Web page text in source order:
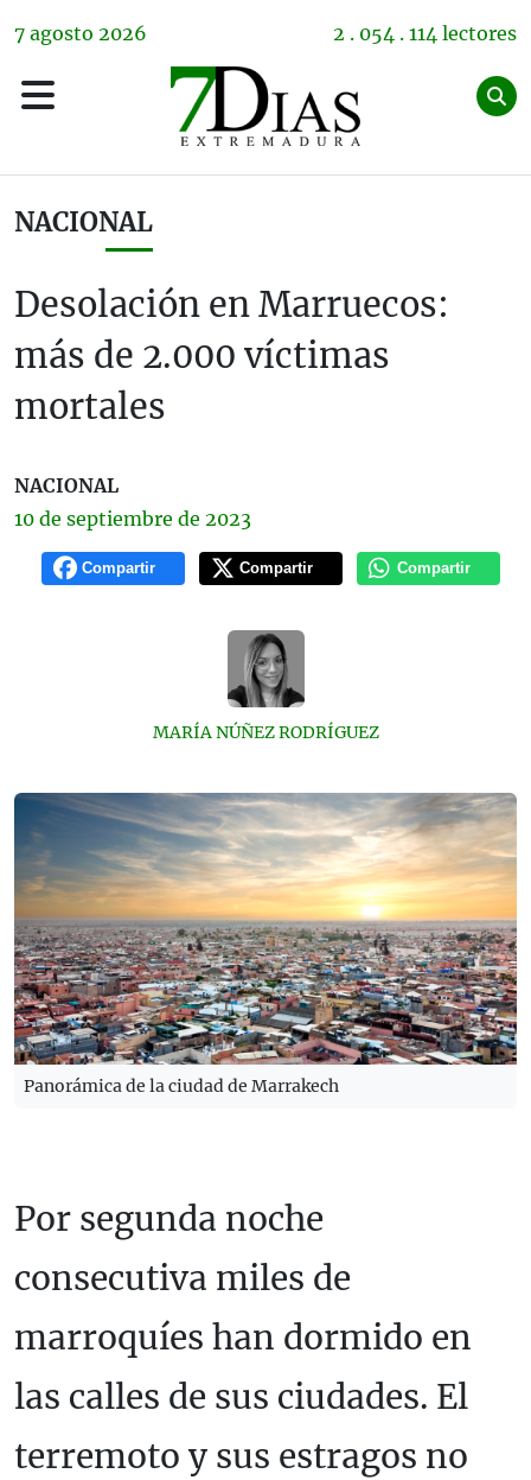
7 agosto 2026 2 . 054 . 114 lectores
NACIONAL
Desolación en Marruecos:
más de 2.000 víctimas
mortales
NACIONAL
10 de septiembre de 2023
Compartir Compartir Compartir
MARÍA NÚÑEZ RODRÍGUEZ
Panorámica de la ciudad de Marrakech
Por segunda noche
consecutiva miles de
marroquíes han dormido en
las calles de sus ciudades. El
terremoto y sus estragos no